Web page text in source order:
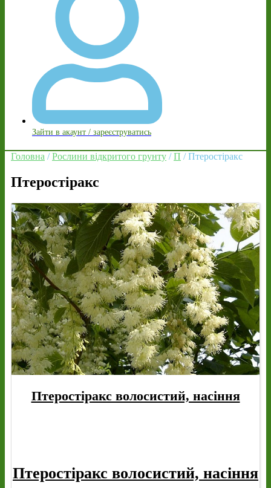
Зайти в акаунт / зареєструватись
Головна /Рослини відкритого грунту /П / Птеростіракс
Птеростіракс
Птеростіракс волосистий, насіння
Птеростіракс волосистий, насіння